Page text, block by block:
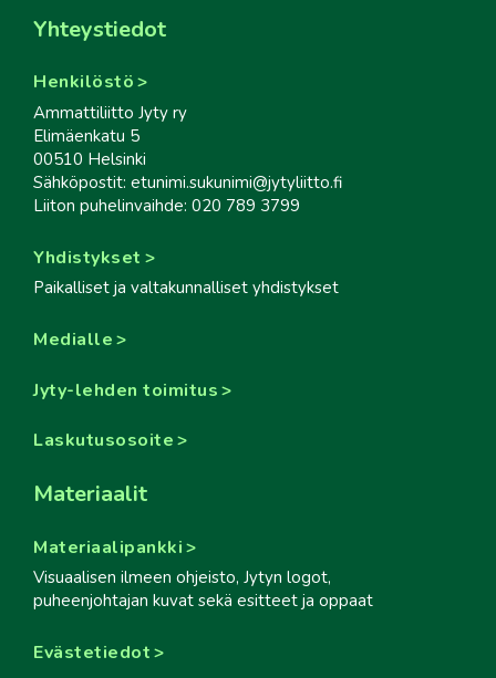
Yhteystiedot
Henkilöstö
Ammattiliitto Jyty ry
Elimäenkatu 5
00510 Helsinki
Sähköpostit: etunimi.sukunimi@jytyliitto.fi
Liiton puhelinvaihde: 020 789 3799
Yhdistykset
Paikalliset ja valtakunnalliset yhdistykset
Medialle
Jyty-lehden toimitus
Laskutusosoite
Materiaalit
Materiaalipankki
Visuaalisen ilmeen ohjeisto, Jytyn logot,
puheenjohtajan kuvat sekä esitteet ja oppaat
Evästetiedot